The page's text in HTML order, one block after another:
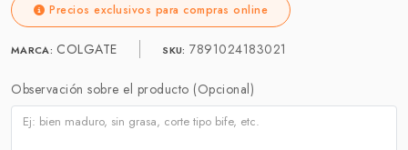
Precios exclusivos para compras online
MARCA: COLGATE SKU: 7891024183021
Observación sobre el producto (Opcional)